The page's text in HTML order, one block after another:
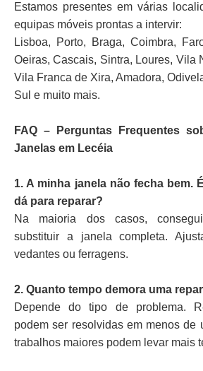
Estamos presentes em várias
equipas móveis prontas a intervir:
Lisboa, Porto, Braga, Coimbra,
Oeiras, Cascais, Sintra, Loures, Vila
Vila Franca de Xira, Amadora,
Sul e muito mais.
FAQ – Perguntas Frequentes
Janelas em Lecéia
1. A minha janela não fecha bem.
dá para reparar?
Na maioria dos casos,
substituir a janela completa.
vedantes ou ferragens.
2. Quanto tempo demora uma
Depende do tipo de problema.
podem ser resolvidas em menos de
trabalhos maiores podem levar mais